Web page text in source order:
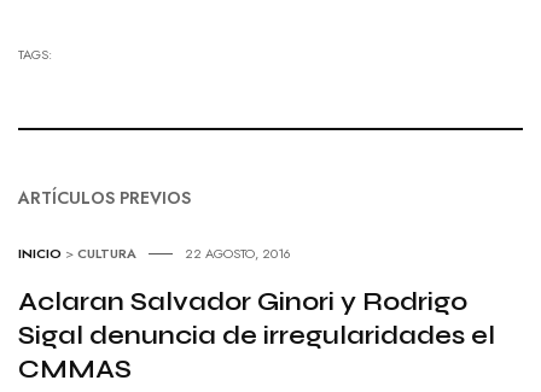
TAGS:
ARTÍCULOS PREVIOS
INICIO >CULTURA 22 AGOSTO, 2016
Aclaran Salvador Ginori y Rodrigo
Sigal denuncia de irregularidades el
CMMAS